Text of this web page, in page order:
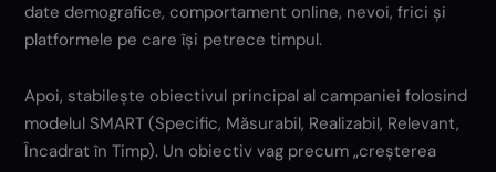
date demografice, comportament online, nevoi, frici și
platformele pe care își petrece timpul.
Apoi, stabilește obiectivul principal al campaniei folosind
modelul SMART (Specific, Măsurabil, Realizabil, Relevant,
Încadrat în Timp). Un obiectiv vag precum „creșterea